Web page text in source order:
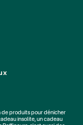
de produits pour dénicher
insolite, uncadeau